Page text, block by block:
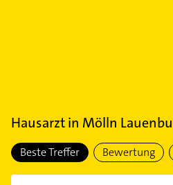
Hausarztin Mölln
Beste Treffer Bewertung